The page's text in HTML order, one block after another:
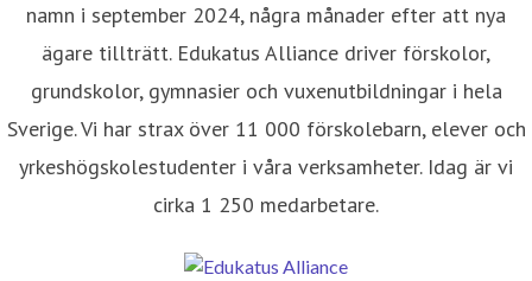
namn i september 2024, några månader efter att nya
ägare tillträtt. Edukatus Alliance driver förskolor,
grundskolor, gymnasier och vuxenutbildningar i hela
Sverige. Vi har strax över 11 000 förskolebarn, elever och
yrkeshögskolestudenter i våra verksamheter. Idag är vi
cirka 1 250 medarbetare.